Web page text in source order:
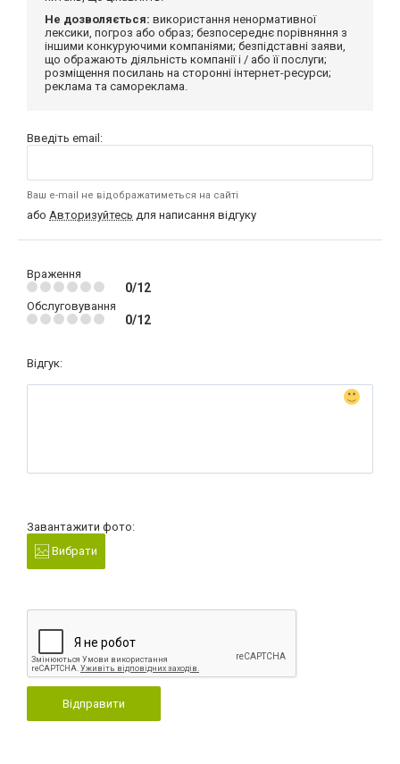
Не дозволяється: використання ненормативної
лексики, погроз або образ; безпосереднє порівняння з
іншими конкуруючими компаніями; безпідставні заяви,
що ображають діяльність компанії і / або її послуги;
розміщення посилань на сторонні інтернет-ресурси;
реклама та самореклама.
Введіть email:
Ваш e-mail не відображатиметься на сайті
або Авторизуйтесь для написання відгуку
Враження
0/12
Обслуговування
0/12
Відгук:
Завантажити фото:
Вибрати
Відправити